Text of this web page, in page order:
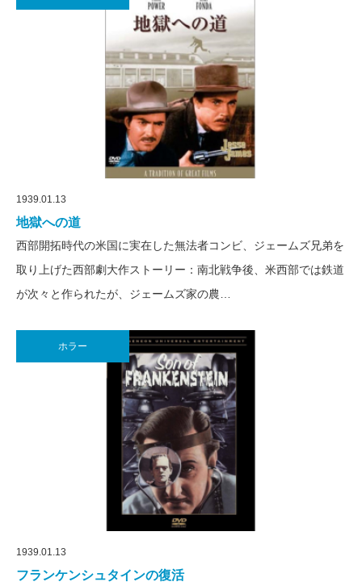
1939.01.13
地獄への道
西部開拓時代の米国に実在した無法者コンビ、ジェームズ兄弟を
取り上げた西部劇大作ストーリー：南北戦争後、米西部では鉄道
が次々と作られたが、ジェームズ家の農…
ホラー
1939.01.13
フランケンシュタインの復活